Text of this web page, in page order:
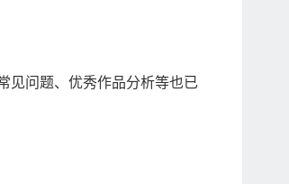
见问题、优秀作品分析等也已